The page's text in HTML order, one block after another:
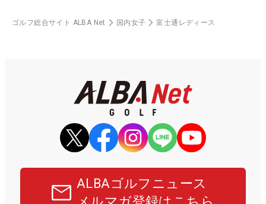
ゴルフ総合サイト ALBA Net 国内女子 富士通レディース
ALBAゴルフニュース